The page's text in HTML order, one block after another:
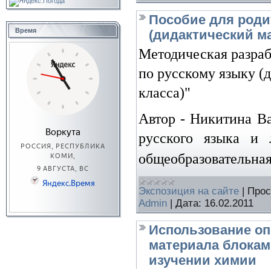
Время
Пособие для
(дидактический
Методическая
по русскому языку
класса)"
Автор -Никитина
русского языка и
Экспозиция на сайте |
Admin | Дата: 16.02.2011
Использование
материала
изучении химии